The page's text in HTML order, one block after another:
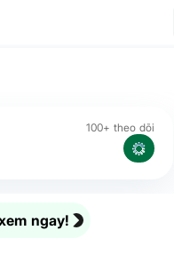
100+ theo dõi
ngay!